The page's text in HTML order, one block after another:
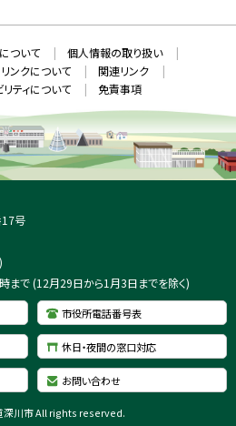
ついて
個人情報の取り扱い
リンクについて
関連リンク
ティについて
免責事項
号
まで (12月29日から1月3日までを除く)
市役所電話番号表
休日・夜間の窓口対応
お問い合わせ
深川市 All rights reserved.